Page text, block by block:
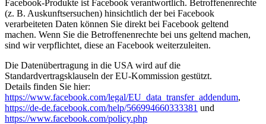
Facebook-Produkte ist Facebook verantwortlich. Betroffenenrechte
(z. B. Auskunftsersuchen) hinsichtlich der bei Facebook
verarbeiteten Daten können Sie direkt bei Facebook geltend
machen. Wenn Sie die Betroffenenrechte bei uns geltend machen,
sind wir verpflichtet, diese an Facebook weiterzuleiten.
Die Datenübertragung in die USA wird auf die
Standardvertragsklauseln der EU-Kommission gestützt.
Details finden Sie hier:
https://www.facebook.com/legal/EU_data_transfer_addendum,
https://de-de.facebook.com/help/566994660333381 und
https://www.facebook.com/policy.php